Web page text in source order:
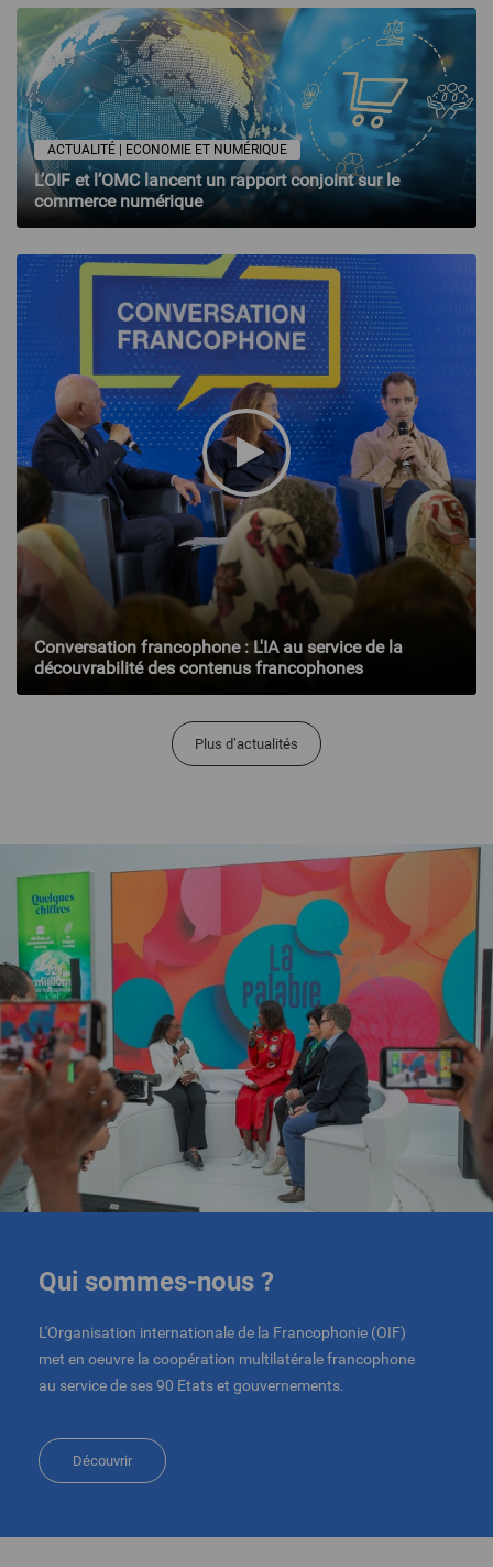
ACTUALITÉ | ECONOMIE ET NUMÉRIQUE
L’OIF et l’OMC lancent un rapport conjoint sur le
commerce numérique
Conversation francophone : L'IA au service de la
découvrabilité des contenus francophones
Plus d’actualités
Qui sommes-nous ?
L'Organisation internationale de la Francophonie (OIF)
met en oeuvre la coopération multilatérale francophone
au service de ses 90 Etats et gouvernements.
Découvrir